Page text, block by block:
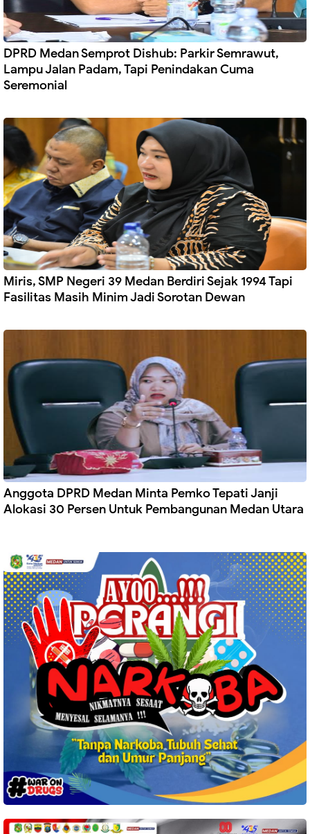
DPRD Medan Semprot Dishub: Parkir Semrawut,
Lampu Jalan Padam, Tapi Penindakan Cuma
Seremonial
Miris, SMP Negeri 39 Medan Berdiri Sejak 1994 Tapi
Fasilitas Masih Minim Jadi Sorotan Dewan
Anggota DPRD Medan Minta Pemko Tepati Janji
Alokasi 30 Persen Untuk Pembangunan Medan Utara